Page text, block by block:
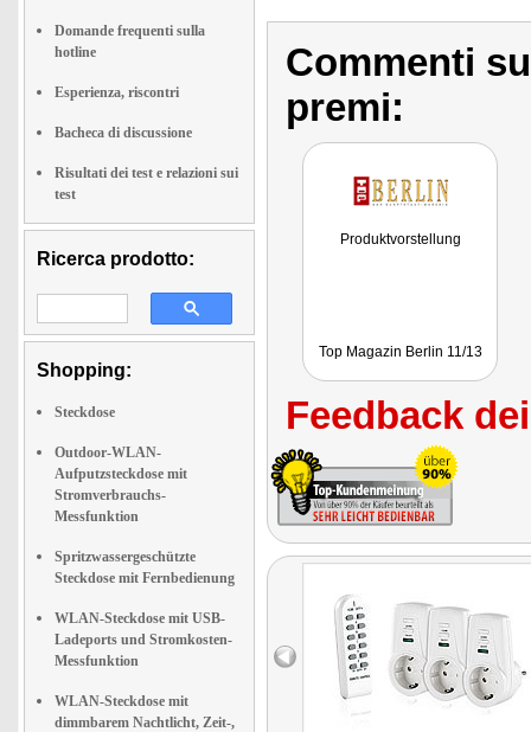
Domande frequenti sulla
hotline
Esperienza, riscontri
Bacheca di discussione
Risultati dei test e relazioni sui
test
Ricerca prodotto:
Shopping:
Steckdose
Outdoor-WLAN-
Aufputzsteckdose mit
Stromverbrauchs-
Messfunktion
Spritzwassergeschützte
Steckdose mit Fernbedienung
WLAN-Steckdose mit USB-
Ladeports und Stromkosten-
Messfunktion
WLAN-Steckdose mit
dimmbarem Nachtlicht, Zeit-,
Commenti
premi:
Produktvorstellung
Top Magazin Berlin 11/13
Feedback